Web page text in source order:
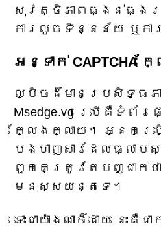
សុវត្ថិភាពធ្ងន់ធ្ងរ
ការលួចទិន្នន័យ ឬការ
អន្ទាក់ CAPTCHA
ល្បិចដ៏មានប្រសិទ្ធភ
Msedge.vg ប្រើគឺទំព័រផ្
ក្លែងក្លាយ។ អ្នកប្រ
បង្ហាញសារដែលធ្លាប់ស្
ពួកគេត្រូវតែបញ្ជាក់ថ
មនុស្សយន្តទេ។
ទោះជាយ៉ាងណាក៏ដោយ នេះគឺ